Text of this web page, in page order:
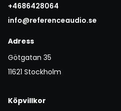
+4686428064
info@referenceaudio.se
Adress
Götgatan 35
11621 Stockholm
Köpvillkor